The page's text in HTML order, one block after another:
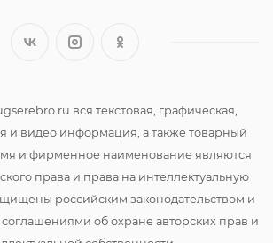
вся текстовая, графическая,
и видео информация, а также товарный
и фирменное наименование являются
права и права на интеллектуальную
российским законодательством и
об охране авторских прав и